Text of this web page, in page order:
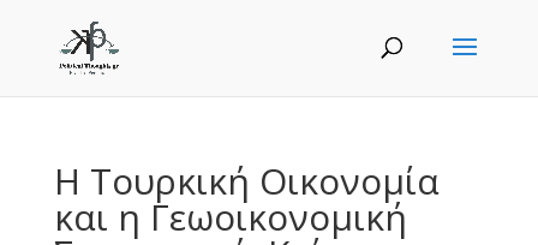
Η Τουρκική Οικονομία
και η Γεωοικονομική